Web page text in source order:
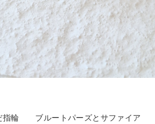
指輪 ブルートパーズとサファイア